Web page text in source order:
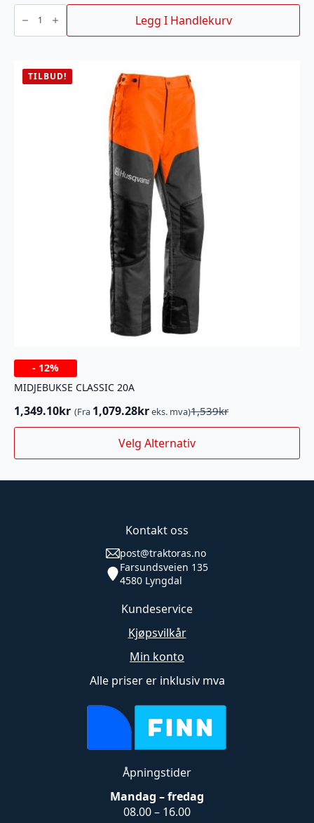
SVETTEBÅND
HJELM
FUNCTION.
Legg I Handlekurv
TILBUD!
- 12%
MIDJEBUKSE CLASSIC 20A
1,539kr
Opprinnelig
pris
1,539kr.
1,349.10kr
Nåværende
pris
1,349.10kr.
(Fra 1,079.28kreks. mva)
Velg Alternativ
Dette
har
flere
Kontakt oss
post@traktoras.no
Farsundsveien 135
4580 Lyngdal
Kundeservice
Kjøpsvilkår
Min konto
Alle priser er inklusiv mva
Åpningstider
Mandag – fredag
08.00 – 16.00